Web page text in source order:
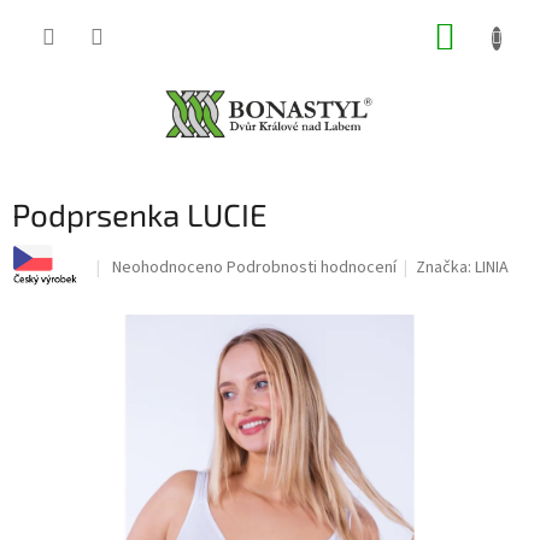
Podprsenka LUCIE
Průměrné
produktu
Neohodnoceno Podrobnosti hodnocení Značka:LINIA